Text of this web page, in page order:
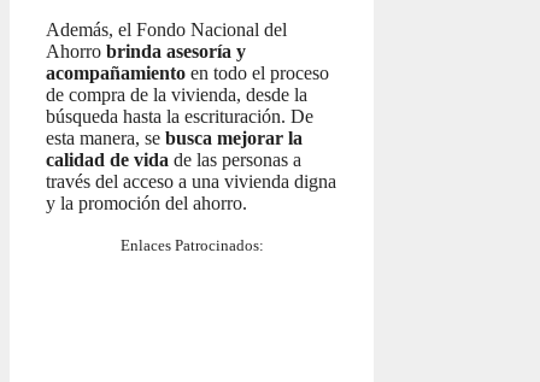
Además, el Fondo Nacional del
Ahorro brinda asesoría y
acompañamiento en todo el proceso
de compra de la vivienda, desde la
búsqueda hasta la escrituración. De
esta manera, se busca mejorar la
calidad de vida de las personas a
través del acceso a una vivienda digna
y la promoción del ahorro.
Enlaces Patrocinados: